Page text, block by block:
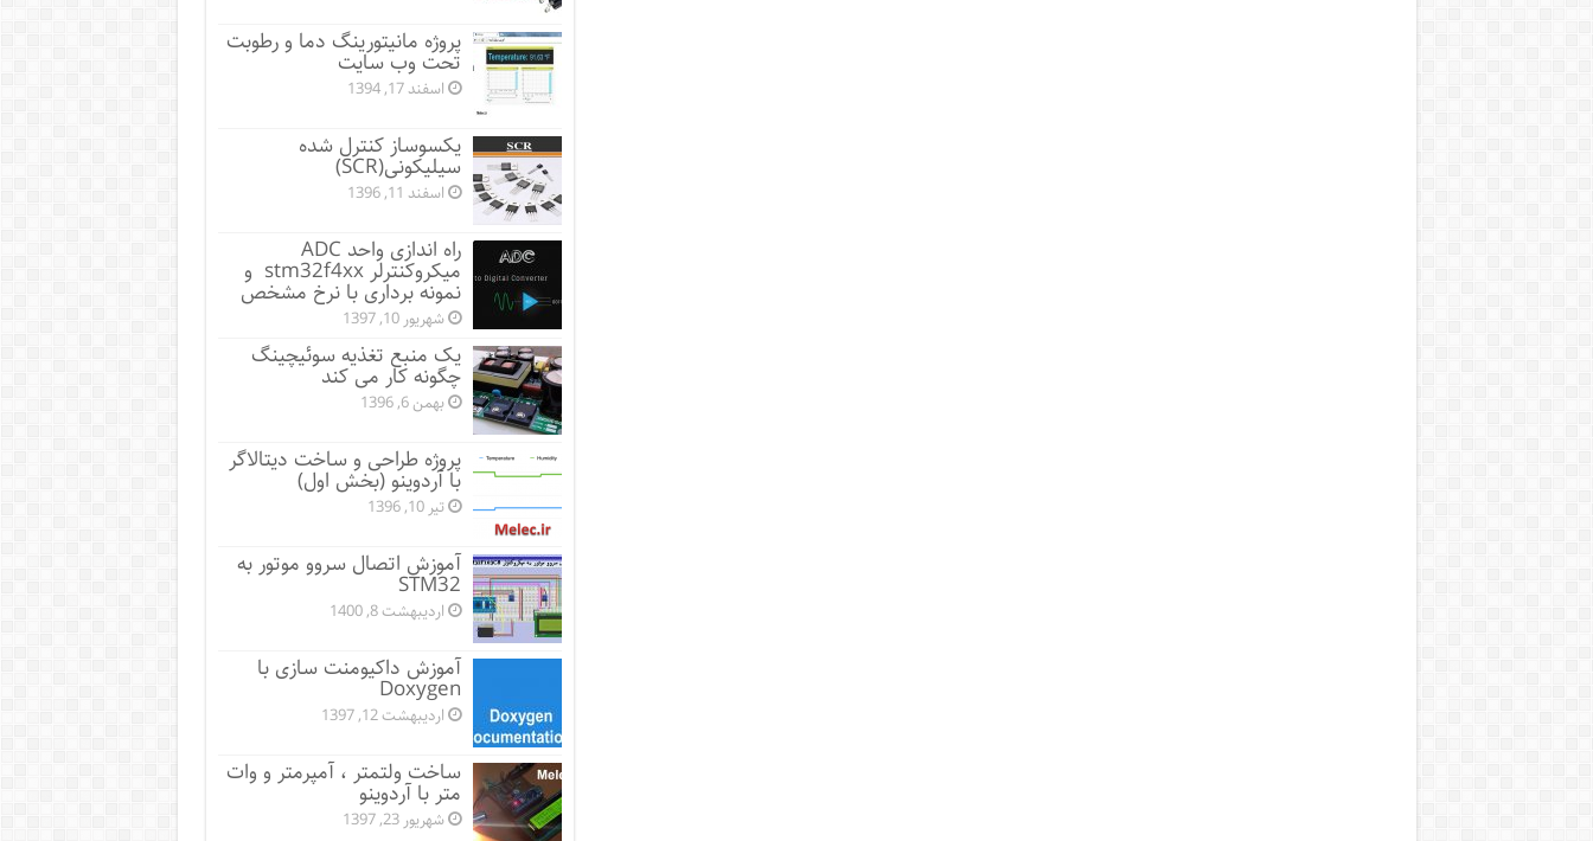
پروژه مانيتورينگ دما و رطوبت
تحت وب سایت
اسفند 17, 1394
یکسوساز کنترل شده
سیلیکونی(SCR)
اسفند 11, 1396
راه اندازی واحد ADC
میکروکنترلر stm32f4xx و
نمونه برداری با نرخ مشخص
شهریور 10, 1397
یک منبع تغذیه سوئیچینگ
چگونه کار می کند
بهمن 6, 1396
پروژه طراحی و ساخت دیتالاگر
با آردوینو (بخش اول)
تیر 10, 1396
آموزش اتصال سروو موتور به
STM32
اردیبهشت 8, 1400
آموزش داکیومنت سازی با
Doxygen
اردیبهشت 12, 1397
ساخت ولتمتر ، آمپرمتر و وات
متر با آردوینو
شهریور 23, 1397